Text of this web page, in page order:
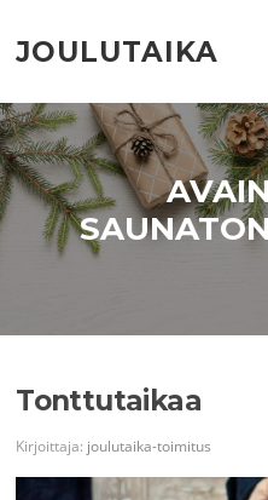
suoraan
sisältöön
JOULUTAIKA
Tonttutaikaa
Kirjoittaja: joulutaika-toimitus